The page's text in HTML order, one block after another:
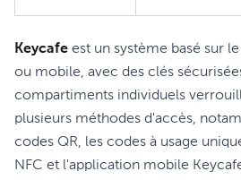
Keycafe est un système basé sur
ou mobile, avec des clés
compartiments individuels
plusieurs méthodes d'accès,
codes QR, les codes à usage
NFC et l'application mobile